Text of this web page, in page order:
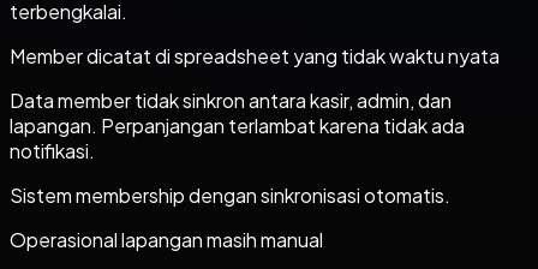
terbengkalai.
Member dicatat di spreadsheet yang tidak waktu nyata
Data member tidak sinkron antara kasir, admin, dan
lapangan. Perpanjangan terlambat karena tidak ada
notifikasi.
Sistem membership dengan sinkronisasi otomatis.
Operasional lapangan masih manual